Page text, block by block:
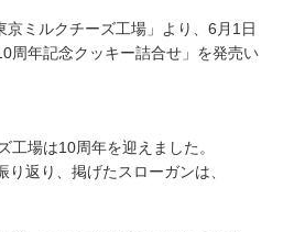
ミルクチーズ工場」より、6月1日
周年記念クッキー詰合せ」を発売い
工場は10周年を迎えました。
返り、掲げたスローガンは、